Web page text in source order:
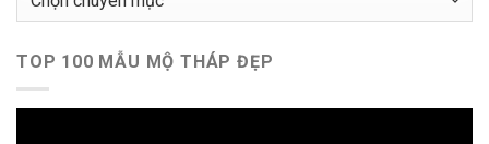
TOP 100 MẪU MỘ THÁP ĐẸP